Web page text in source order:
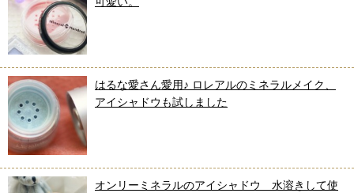
はるな愛さん愛用♪ ロレアルのミネラルメイク、
アイシャドウも試しました
オンリーミネラルのアイシャドウ 水溶きして使